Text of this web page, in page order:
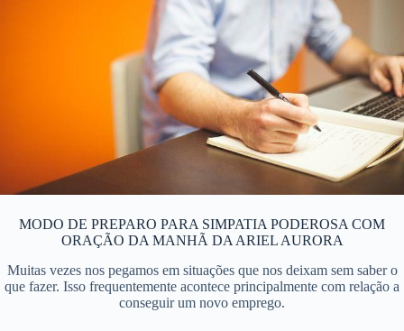
MODO DE PREPARO PARA SIMPATIA PODEROSA COM
ORAÇÃO DA MANHÃ DA ARIEL AURORA
Muitas vezes nos pegamos em situações que nos deixam sem saber o
que fazer. Isso frequentemente acontece principalmente com relação a
conseguir um novo emprego.